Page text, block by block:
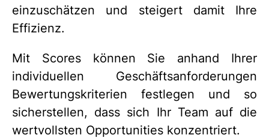
einzuschätzen und steigert damit Ihre
Effizienz.
Mit Scores können Sie anhand Ihrer
individuellen Geschäftsanforderungen
Bewertungskriterien festlegen und so
sicherstellen, dass sich Ihr Team auf die
wertvollsten Opportunities konzentriert.